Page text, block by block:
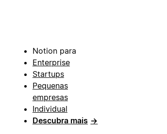
Notion para
Enterprise
Startups
Pequenas
empresas
Individual
Descubra mais →